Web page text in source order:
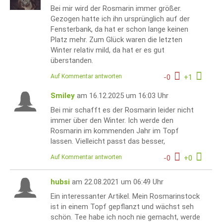
Bei mir wird der Rosmarin immer größer.
Gezogen hatte ich ihn ursprünglich auf der
Fensterbank, da hat er schon lange keinen
Platz mehr. Zum Glück waren die letzten
Winter relativ mild, da hat er es gut
überstanden.
-0 +1
Auf Kommentar antworten
Smiley am 16.12.2025 um 16:03 Uhr
Bei mir schafft es der Rosmarin leider nicht
immer über den Winter. Ich werde den
Rosmarin im kommenden Jahr im Topf
lassen. Vielleicht passt das besser,
-0 +0
Auf Kommentar antworten
hubsi am 22.08.2021 um 06:49 Uhr
Ein interessanter Artikel. Mein Rosmarinstock
ist in einem Topf gepflanzt und wächst seh
schön. Tee habe ich noch nie gemacht, werde